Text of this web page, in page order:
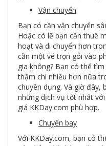
Vận chuyển
Bạn có cần vận chuyển
Hoặc có lẽ bạn cần thuê
hoạt và di chuyển hơn
cần một vé trọn gói vào
gia không? Bạn có thể
thậm chí nhiều hơn nữa
chuyên dụng. Và giờ đây,
những dịch vụ tốt nhất
giá KKDay.com phù hợp.
Chuyến bay
Với KKDay.com, bạn có